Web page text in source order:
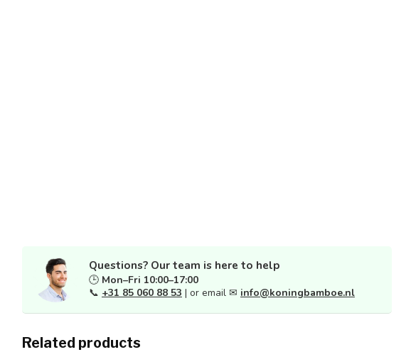
Questions? Our team is here to help
🕒 Mon–Fri 10:00–17:00
📞 +31 85 060 88 53 | or email ✉ info@koningbamboe.nl
Related products